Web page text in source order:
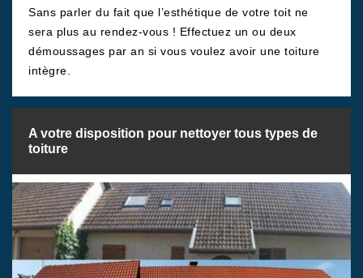
Sans parler du fait que l’esthétique de votre toit ne
sera plus au rendez-vous ! Effectuez un ou deux
démoussages par an si vous voulez avoir une toiture
intègre.
A votre disposition pour nettoyer tous types de
toiture